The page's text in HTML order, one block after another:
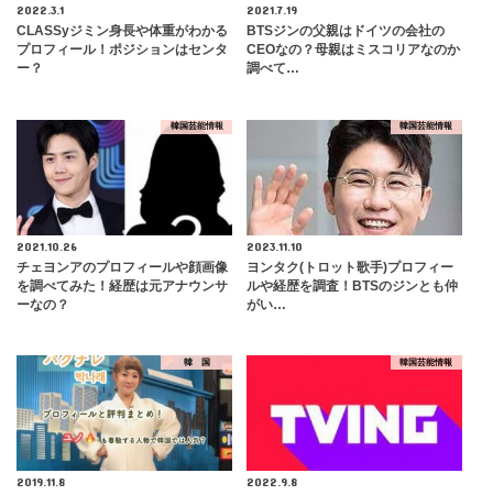
2022.3.1
CLASSyジミン身長や体重がわかる
プロフィール！ポジションはセンタ
ー？
2021.7.19
BTSジンの父親はドイツの会社の
CEOなの？母親はミスコリアなのか
調べて…
韓国芸能情報
2021.10.26
チェヨンアのプロフィールや顔画像
を調べてみた！経歴は元アナウンサ
ーなの？
韓国芸能情報
2023.11.10
ヨンタク(トロット歌手)プロフィー
ルや経歴を調査！BTSのジンとも仲
がい…
韓 国
2019.11.8
韓国芸能情報
2022.9.8